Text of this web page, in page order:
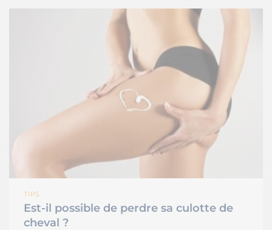
TIPS
Est-il possible de perdre sa culotte de
cheval ?